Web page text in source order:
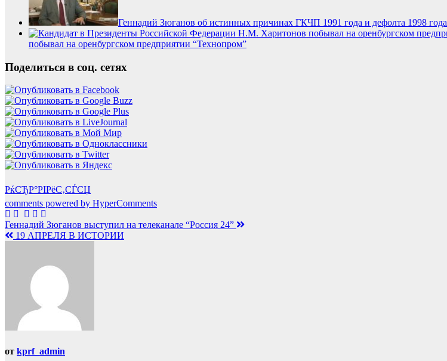
Геннадий Зюганов об истинных причинах ГКЧП 1991 года и дефолта 1998 года
побывал на оренбургском предприятии “Технопром”
Поделиться в соц. сетях
РќСЂР°РІРёС‚СЃСЏ
comments powered by HyperComments
Навигация
по
Геннадий Зюганов выступил на телеканале “Россия 24”
19 АПРЕЛЯ В ИСТОРИИ
от kprf_admin